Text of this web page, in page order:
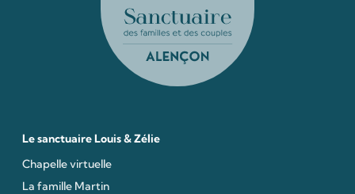
Le sanctuaire Louis & Zélie
Chapelle virtuelle
La famille Martin